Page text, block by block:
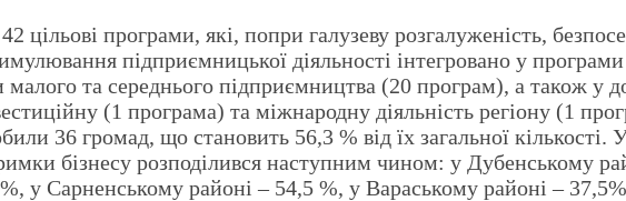
цільові програми, які, попри галузеву розгалуженість,
підприємницької діяльності інтегровано у
та середнього підприємництва (20 програм), а також у
(1 програма) та міжнародну діяльність регіону (1
36 громад, що становить 56,3 % від їх загальної кількості. У
бізнесу розподілився наступним чином: у Дубенському
у Сарненському районі – 54,5 %, у Вараському районі –